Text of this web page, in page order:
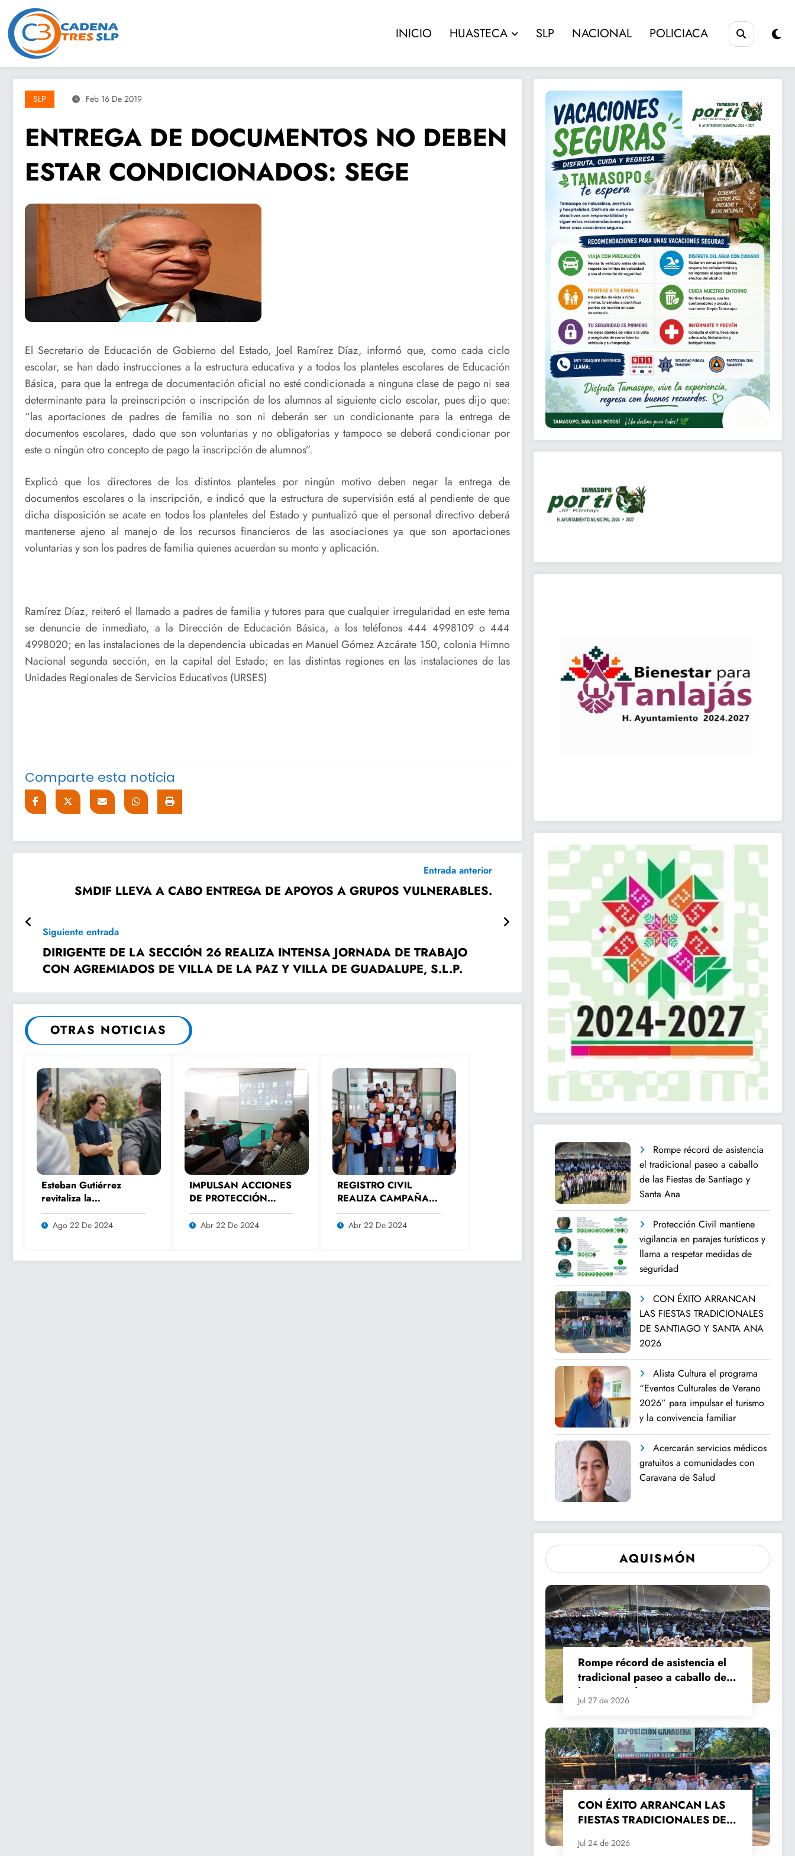
contenido
INICIO HUASTECA SLP NACIONAL POLICIACA
SLP Feb 16 De 2019
ENTREGA DE DOCUMENTOS NO DEBEN
ESTAR CONDICIONADOS: SEGE
El Secretario de Educación de Gobierno del Estado, Joel Ramírez Díaz, informó que, como cada ciclo
escolar, se han dado instrucciones a la estructura educativa y a todos los planteles escolares de Educación
Básica, para que la entrega de documentación oficial no esté condicionada a ninguna clase de pago ni sea
determinante para la preinscripción o inscripción de los alumnos al siguiente ciclo escolar, pues dijo que:
“las aportaciones de padres de familia no son ni deberán ser un condicionante para la entrega de
documentos escolares, dado que son voluntarias y no obligatorias y tampoco se deberá condicionar por
este o ningún otro concepto de pago la inscripción de alumnos”.
Explicó que los directores de los distintos planteles por ningún motivo deben negar la entrega de
documentos escolares o la inscripción, e indicó que la estructura de supervisión está al pendiente de que
dicha disposición se acate en todos los planteles del Estado y puntualizó que el personal directivo deberá
mantenerse ajeno al manejo de los recursos financieros de las asociaciones ya que son aportaciones
voluntarias y son los padres de familia quienes acuerdan su monto y aplicación.
Ramírez Díaz, reiteró el llamado a padres de familia y tutores para que cualquier irregularidad en este tema
se denuncie de inmediato, a la Dirección de Educación Básica, a los teléfonos 444 4998109 o 444
4998020; en las instalaciones de la dependencia ubicadas en Manuel Gómez Azcárate 150, colonia Himno
Nacional segunda sección, en la capital del Estado; en las distintas regiones en las instalaciones de las
Unidades Regionales de Servicios Educativos (URSES)
Comparte esta noticia
Entrada anterior
SMDIF LLEVA A CABO ENTREGA DE APOYOS A GRUPOS VULNERABLES.
Siguiente entrada
DIRIGENTE DE LA SECCIÓN 26 REALIZA INTENSA JORNADA DE TRABAJO
CON AGREMIADOS DE VILLA DE LA PAZ Y VILLA DE GUADALUPE, S.L.P.
OTRAS NOTICIAS
Esteban Gutiérrez
revitaliza la
experiencia de los
fanáticos del
Ago 22 De 2024
IMPULSAN ACCIONES
DE PROTECCIÓN
MEDIOAMBIENTAL
Abr 22 De 2024
REGISTRO CIVIL
REALIZA CAMPAÑA
PERMANENTE DE
ATENCIÓN A
Abr 22 De 2024
Rompe récord de asistencia
el tradicional paseo a caballo
de las Fiestas de Santiago y
Santa Ana
Protección Civil mantiene
vigilancia en parajes turísticos y
llama a respetar medidas de
seguridad
CON ÉXITO ARRANCAN
LAS FIESTAS TRADICIONALES
DE SANTIAGO Y SANTA ANA
2026
Alista Cultura el programa
“Eventos Culturales de Verano
2026” para impulsar el turismo
y la convivencia familiar
Acercarán servicios médicos
gratuitos a comunidades con
Caravana de Salud
AQUISMÓN
Rompe récord de asistencia el
tradicional paseo a caballo de
las Fiestas de Santiago y Santa
Ana
Jul 27 de 2026
CON ÉXITO ARRANCAN LAS
FIESTAS TRADICIONALES DE
2026
Jul 24 de 2026